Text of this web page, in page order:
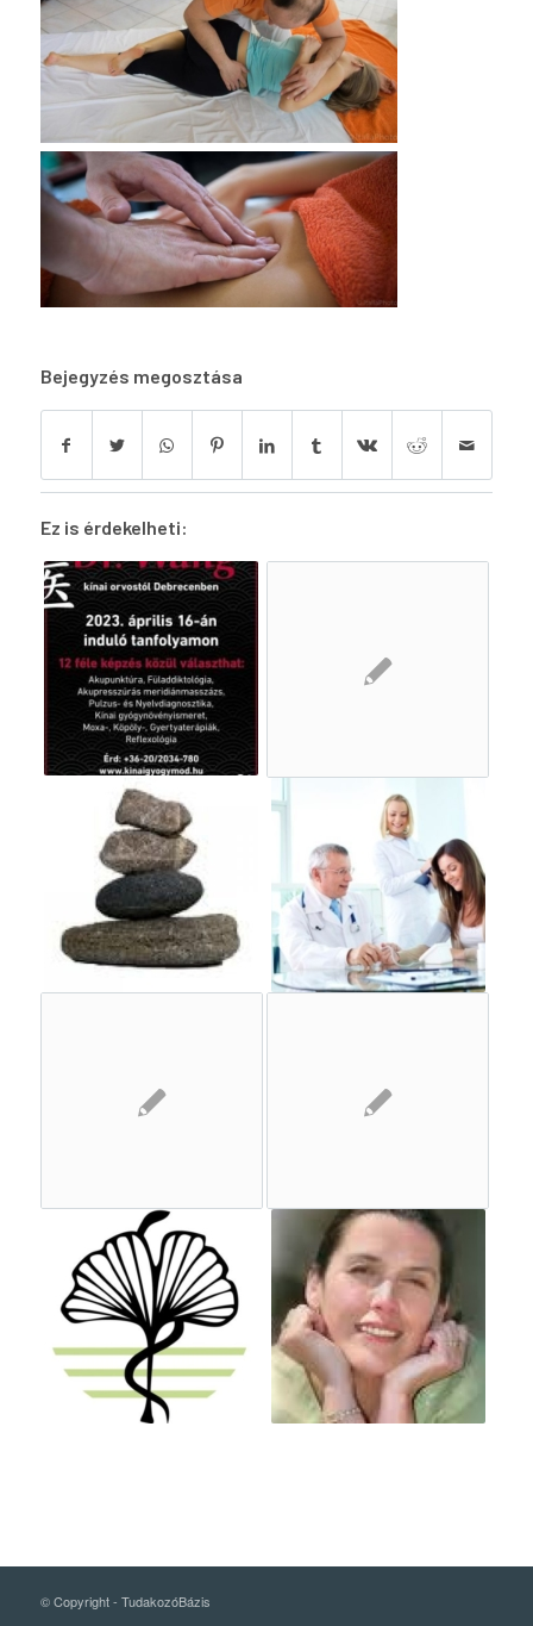
Bejegyzés megosztása
Ez is érdekelheti:
© Copyright - TudakozóBázis